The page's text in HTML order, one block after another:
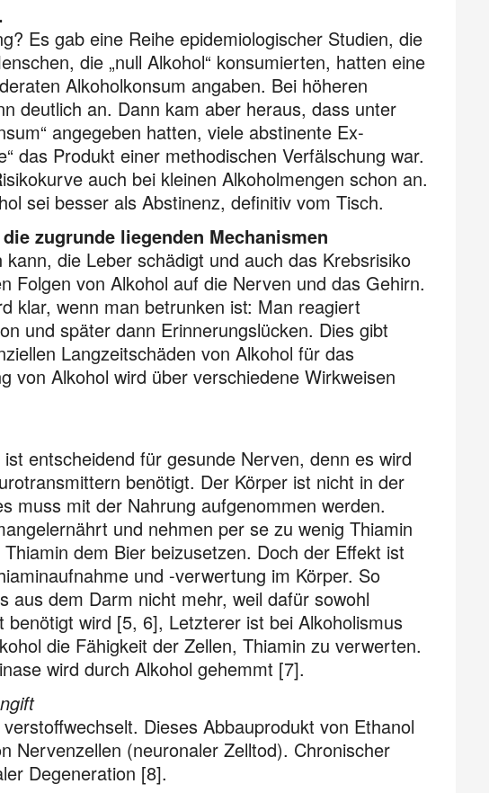
Es gab eine Reihe epidemiologischer Studien, die
die „null Alkohol“ konsumierten, hatten eine
Alkoholkonsum angaben. Bei höheren
deutlich an. Dann kam aber heraus, dass unter
angegeben hatten, viele abstinente Ex-
das Produkt einer methodischen Verfälschung war.
auch bei kleinen Alkoholmengen schon an.
sei besser als Abstinenz, definitiv vom Tisch.
zugrunde liegenden Mechanismen
die Leber schädigt und auch das Krebsrisiko
Folgen von Alkohol auf die Nerven und das Gehirn.
klar, wenn man betrunken ist: Man reagiert
und später dann Erinnerungslücken. Dies gibt
Langzeitschäden von Alkohol für das
von Alkohol wird über verschiedene Wirkweisen
entscheidend für gesunde Nerven, denn es wird
benötigt. Der Körper ist nicht in der
muss mit der Nahrung aufgenommen werden.
und nehmen per se zu wenig Thiamin
dem Bier beizusetzen. Doch der Effekt ist
und -verwertung im Körper. So
aus dem Darm nicht mehr, weil dafür sowohl
wird [5, 6], Letzterer ist bei Alkoholismus
die Fähigkeit der Zellen, Thiamin zu verwerten.
wird durch Alkohol gehemmt [7].
Dieses Abbauprodukt von Ethanol
Nervenzellen (neuronaler Zelltod). Chronischer
Degeneration [8].